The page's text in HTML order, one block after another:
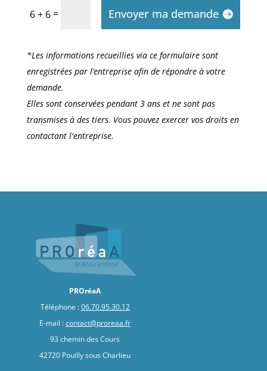
6 + 6= Envoyer ma demande
*Les informations recueillies via ce formulaire sont
enregistrées par l’entreprise afin de répondre à votre
demande.
Elles sont conservées pendant 3 ans et ne sont pas
transmises à des tiers. Vous pouvez exercer vos droits en
contactant l'entreprise.
PROréaA
Téléphone :06.70.95.30.12
E-mail :contact@proreaa.fr
93 chemin des Cours
42720 Pouilly sous Charlieu